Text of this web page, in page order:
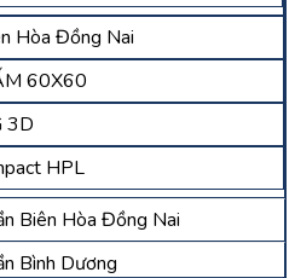
Hòa Đồng Nai
60X60
3D
HPL
Biên Hòa Đồng Nai
Bình Dương